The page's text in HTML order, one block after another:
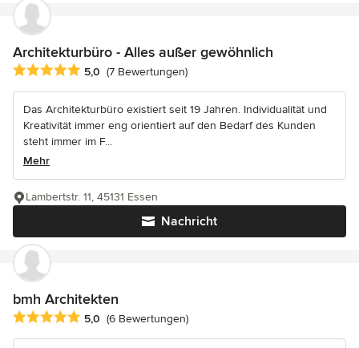
Architekturbüro - Alles außer gewöhnlich
Durchschnittliche Bewertung: 5 von 5 Sternen
5,0 (7 Bewertungen)
Das Architekturbüro existiert seit 19 Jahren. Individualität und
Kreativität immer eng orientiert auf den Bedarf des Kunden
steht immer im F...
Mehr
Nachricht
Lambertstr. 11, 45131 Essen
bmh Architekten
Durchschnittliche Bewertung: 5 von 5 Sternen
5,0 (6 Bewertungen)